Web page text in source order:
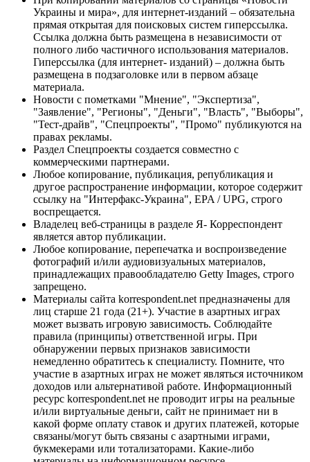
Украины и мира», для интернет-изданий – обязательна
прямая открытая для поисковых систем гиперссылка.
Ссылка должна быть размещена в независимости от
полного либо частичного использования материалов.
Гиперссылка (для интернет- изданий) – должна быть
размещена в подзаголовке или в первом абзаце
материала.
Новости с пометками "Мнение", "Экспертиза",
"Заявление", "Регионы", "Деньги", "Власть", "Выборы",
"Тест-драйв", "Спецпроекты", "Промо" публикуются на
правах рекламы.
Раздел Спецпроекты создается совместно с
коммерческими партнерами.
Любое копирование, публикация, републикация и
другое распространение информации, которое содержит
ссылку на "Интерфакс-Украина", EPA / UPG, строго
воспрещается.
Владелец веб-страницы в разделе Я- Корреспондент
является автор публикации.
Любое копирование, перепечатка и воспроизведение
фотографий и/или аудиовизуальных материалов,
принадлежащих правообладателю Getty Images, строго
запрещено.
Материалы сайта korrespondent.net предназначены для
лиц старше 21 года (21+). Участие в азартных играх
может вызвать игровую зависимость. Соблюдайте
правила (принципы) ответственной игры. При
обнаружении первых признаков зависимости
немедленно обратитесь к специалисту. Помните, что
участие в азартных играх не может являться источником
доходов или альтернативой работе. Информационный
ресурс korrespondent.net не проводит игры на реальные
и/или виртуальные деньги, сайт не принимает ни в
какой форме оплату ставок и других платежей, которые
связаны/могут быть связаны с азартными играми,
букмекерами или тотализаторами. Какие-либо